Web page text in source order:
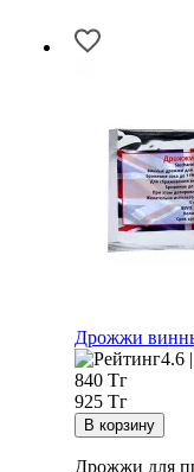
Дрожжи
4.6
840 Тг
925 Тг
Дрожжи для